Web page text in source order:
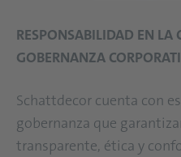
RESPONSABILIDAD EN LA
GOBERNANZA
Schattdecor cuenta con
gobernanza que
transparente, ética y